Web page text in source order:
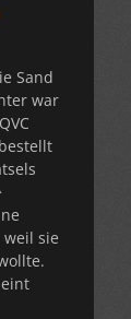
Sand
war
sie